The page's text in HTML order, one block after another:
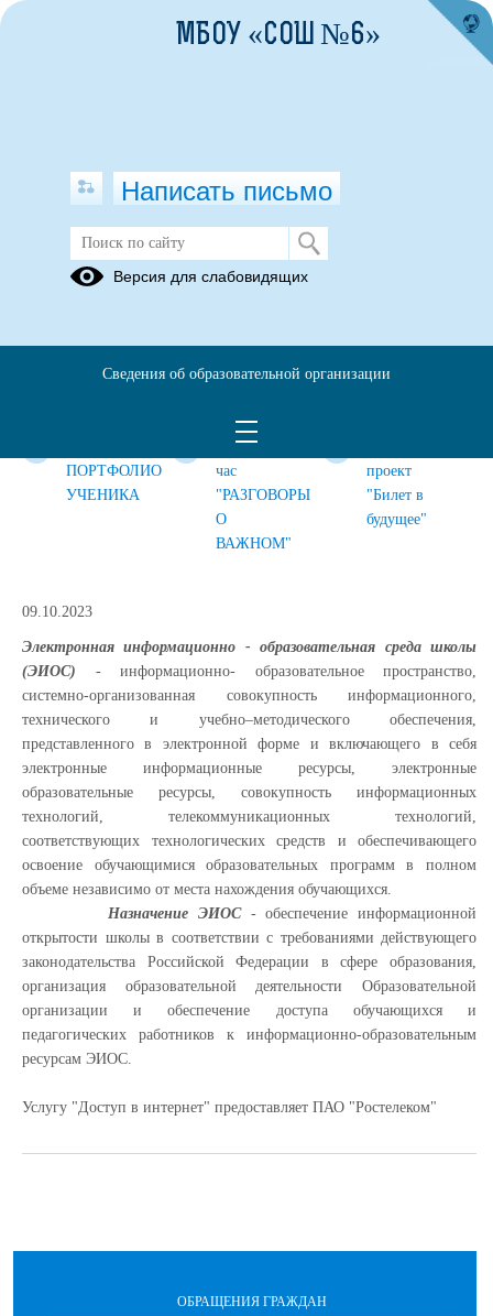
Электронная информационно-
образовательная среда
ПОРТФОЛИО
УЧЕНИКА
Классный
час
"РАЗГОВОРЫ
О
ВАЖНОМ"
проект
"Билет в
будущее"
09.10.2023
Электронная информационно - образовательная среда школы
(ЭИОС) - информационно- образовательное пространство,
системно-организованная совокупность информационного,
технического и учебно–методического обеспечения,
представленного в электронной форме и включающего в себя
электронные информационные ресурсы, электронные
образовательные ресурсы, совокупность информационных
технологий, телекоммуникационных технологий,
соответствующих технологических средств и обеспечивающего
освоение обучающимися образовательных программ в полном
объеме независимо от места нахождения обучающихся.
Назначение ЭИОС- обеспечение информационной
открытости школы в соответствии с требованиями действующего
законодательства Российской Федерации в сфере образования,
организация образовательной деятельности Образовательной
организации и обеспечение доступа обучающихся и
педагогических работников к информационно-образовательным
ресурсам ЭИОС.
Услугу "Доступ в интернет" предоставляет ПАО "Ростелеком"
ОБРАЩЕНИЯ ГРАЖДАН
МБОУ «СОШ №6»
Написать письмо
Версия для слабовидящих
Сведения об образовательной организации